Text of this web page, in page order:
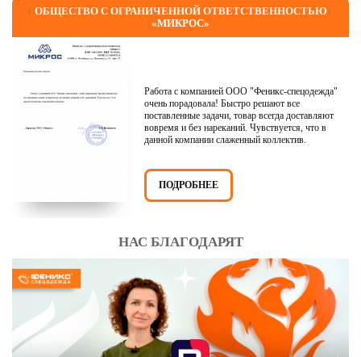
ОБЩЕСТВО С ОГРАНИЧЕННОЙ ОТВЕТСТВЕННОСТЬЮ
«МИКРОС»
Работа с компанией ООО "Феникс-спецодежда"
очень порадовала! Быстро решают все
поставленные задачи, товар всегда доставляют
вовремя и без нареканий. Чувствуется, что в
данной компании слаженный коллектив.
ПОДРОБНЕЕ
НАС БЛАГОДАРЯТ